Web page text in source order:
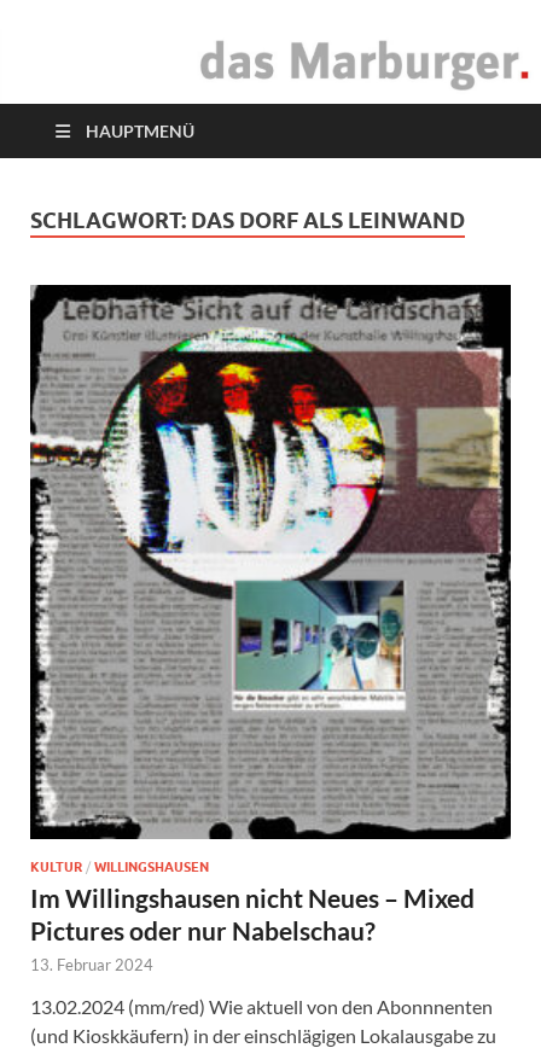
das Marburger.
HAUPTMENÜ
SCHLAGWORT: DAS DORF ALS LEINWAND
KULTUR / WILLINGSHAUSEN
Im Willingshausen nicht Neues – Mixed
Pictures oder nur Nabelschau?
13. Februar 2024
13.02.2024 (mm/red) Wie aktuell von den Abonnnenten
(und Kioskkäufern) in der einschlägigen Lokalausgabe zu